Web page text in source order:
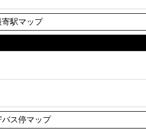
寄駅マップ
バス停マップ